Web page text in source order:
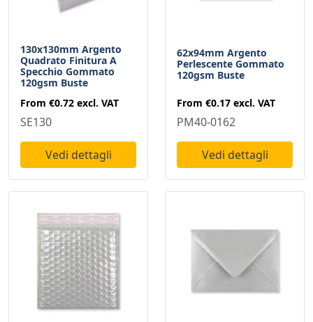
130x130mm Argento
Quadrato Finitura A
Specchio Gommato
120gsm Buste
From €0.72 excl. VAT
SE130
Vedi dettagli
62x94mm Argento
Perlescente Gommato
120gsm Buste
From €0.17 excl. VAT
PM40-0162
Vedi dettagli